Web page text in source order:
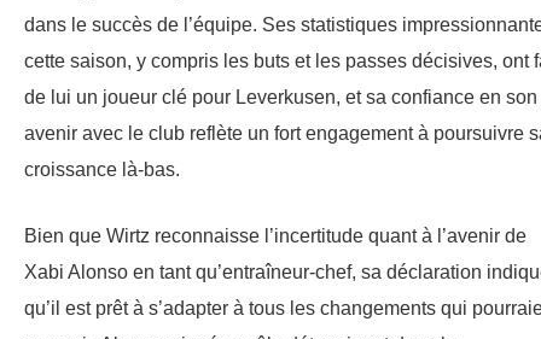
dans le succès de l’équipe. Ses statistiques
cette saison, y compris les buts et les passes décisives, ont
de lui un joueur clé pour Leverkusen, et sa confiance en son
avenir avec le club reflète un fort engagement à poursuivre
croissance là-bas.
Bien que Wirtz reconnaisse l’incertitude quant à l’avenir de
Xabi Alonso en tant qu’entraîneur-chef, sa déclaration
qu’il est prêt à s’adapter à tous les changements qui